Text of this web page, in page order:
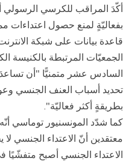
أكّدَ المراقب للكرسي الرسولي
بفعاليّةٍ لمنع حصول اعتداءات
قاعدة بيانات على شبكة
الجمعيّات المرتبطة بالكنيسة
السادس عشر متمنيًّا "أن
تحديد أسباب العنف الجنسي
بطريقةٍ أكثر فعاليّة".
كما شدّد المونسنيور توماسي
معتقدين أنّ الاعتداء الجنسي
الاعتداء الجنسي أصبح